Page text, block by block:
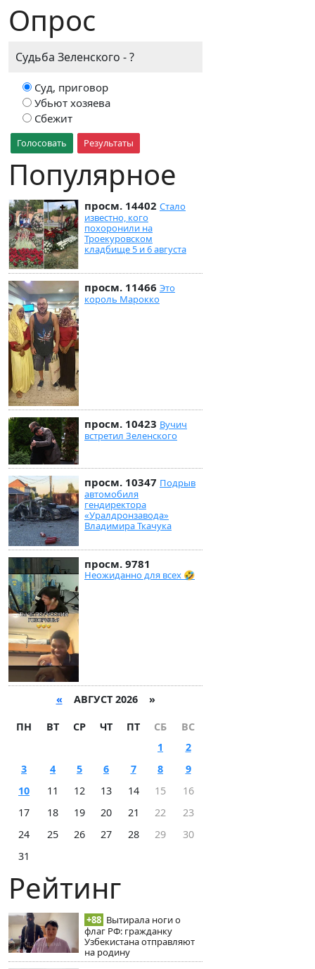
Опрос
Судьба Зеленского - ?
Суд, приговор
Убьют хозяева
Сбежит
Голосовать Результаты
Популярное
просм. 14402 Стало
известно, кого
похоронили на
Троекуровском
кладбище 5 и 6 августа
просм. 11466 Это
король Марокко
просм. 10423 Вучич
встретил Зеленского
просм. 10347 Подрыв
автомобиля
гендиректора
«Уралдронзавода»
Владимира Ткачука
просм. 9781
Неожиданно для всех 🤣
« АВГУСТ 2026 »
ПН ВТ СР ЧТ ПТ СБ
ВС
1
2
3
4 5 6 7 8
9
10
11 12 13 14 15
16
17
18 19 20 21 22
23
24
25 26 27 28 29
30
31
Рейтинг
+88 Вытирала ноги о
флаг РФ: гражданку
Узбекистана отправляют
на родину